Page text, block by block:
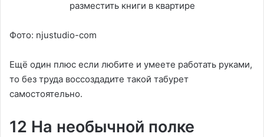
Фото: njustudio-com
Ещё один плюс если любите и умеете работать руками,
то без труда воссоздадите такой табурет
самостоятельно.
12 На необычной полке